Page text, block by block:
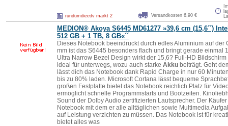
rundumdieedv markt 2 Versandkosten 6,90 €
MEDION® Akoya S6445 MD61277 »39,6 cm (15,6´´)
512 GB + 1 TB, 8 GB«´´
Dieses Notebook beeindruckt durch edles Aluminium auf der
mm ist das S6445 besonders flach und bringt gerade einmal
Ultra Narrow Bezel Design wirkt der 15,6? Full-HD
ideal für unterwegs, wozu auch starke Akku beiträgt. Geht
lässt dich das Notebook dank Rapid Charge in nur 60
bis zu 80% laden. Microsoft Cortana lässt bequeme
großen Festplatte bietet das Notebook reichlich Platz für
ermöglicht schnelle Programmstarts und Bootzeiten.
Sound der Dolby Audio zertifizierten Lautsprecher. Der
Notebook mit dem er alle alltäglichen sowie Multimedia
auf Leistung verzichten zu müssen. Das Notebook ist für
bietet alles was